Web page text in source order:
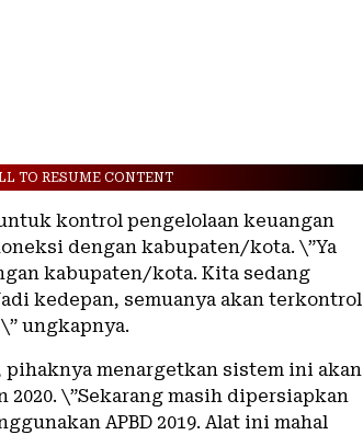
TO RESUME CONTENT
kontrol pengelolaan keuangan
dengan kabupaten/kota. \”Ya
kabupaten/kota. Kita sedang
kedepan, semuanya akan terkontrol
ungkapnya.
menargetkan sistem ini akan
2020. \”Sekarang masih dipersiapkan
APBD 2019. Alat ini mahal